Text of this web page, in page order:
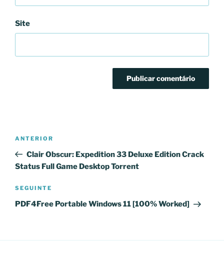
Site
artigos
Conteúdo
anterior
ANTERIOR
Clair Obscur: Expedition 33 Deluxe Edition Crack
Status Full Game Desktop Torrent
Conteúdo
seguinte
SEGUINTE
PDF4Free Portable Windows 11 [100% Worked]